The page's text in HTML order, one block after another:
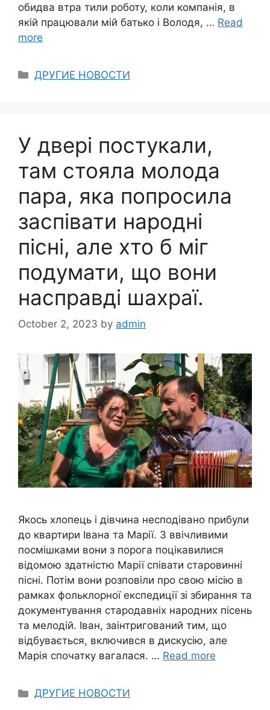
обидва втра тили роботу, коли компанія, в
якій працювали мій батько і Володя, … Read
more
Categories
ДРУГИЕ НОВОСТИ
У двері постукали,
там стояла молода
пара, яка попросила
заспівати народні
пісні, але хто б міг
подумати, що вони
насправді шахраї.
October 2, 2023 by admin
Якось хлопець і дівчина несподівано прибули
до квартири Івана та Марії. З ввічливими
посмішками вони з порога поцікавилися
відомою здатністю Марії співати старовинні
пісні. Потім вони розповіли про свою місію в
рамках фольклорної експедиції зі збирання та
документування стародавніх народних пісень
та мелодій. Іван, заінтригований тим, що
відбувається, включився в дискусію, але
Марія спочатку вагалася. … Read more
Categories
ДРУГИЕ НОВОСТИ